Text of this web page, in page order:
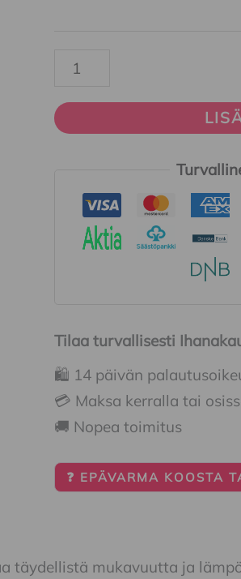
Tilaa turvallisesti
🛍️ 14 päivän
💳 Maksa kerralla tai
🚚 Nopea toimitus
❓ EPÄVARMA KOOSTA
täydellistä mukavuutta ja